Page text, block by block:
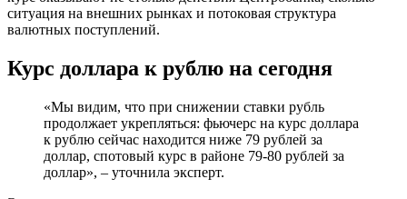
ситуация на внешних рынках и потоковая структура
валютных поступлений.
Курс доллара к рублю на сегодня
«Мы видим, что при снижении ставки рубль
продолжает укрепляться: фьючерс на курс доллара
к рублю сейчас находится ниже 79 рублей за
доллар, спотовый курс в районе 79-80 рублей за
доллар», – уточнила эксперт.